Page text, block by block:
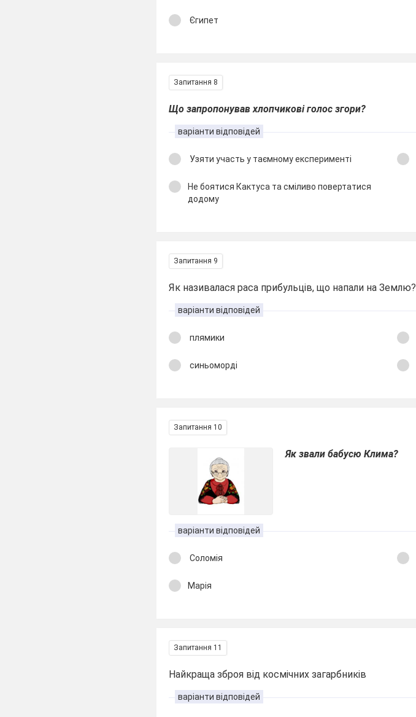
Єгипет
Запитання 8
Що запропонував хлопчикові голос згори?
варіанти відповідей
Узяти участь у таємному експерименті
Не боятися Кактуса та сміливо повертатися
додому
Запитання 9
Як називалася раса прибульців, що напали на Землю?
варіанти відповідей
плямики
синьоморді
Запитання 10
Як звали бабусю Клима?
варіанти відповідей
Соломія
Марія
Запитання 11
Найкраща зброя від космічних загарбників
варіанти відповідей